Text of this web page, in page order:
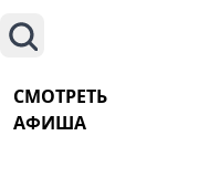
Поиск
СМОТРЕТЬ
АФИША